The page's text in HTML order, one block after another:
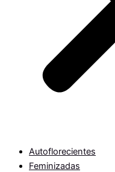
Autoflorecientes
Feminizadas